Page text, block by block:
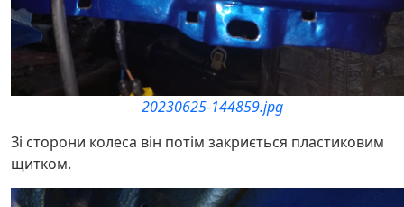
20230625-144859.jpg
Зі сторони колеса він потім закриється пластиковим
щитком.